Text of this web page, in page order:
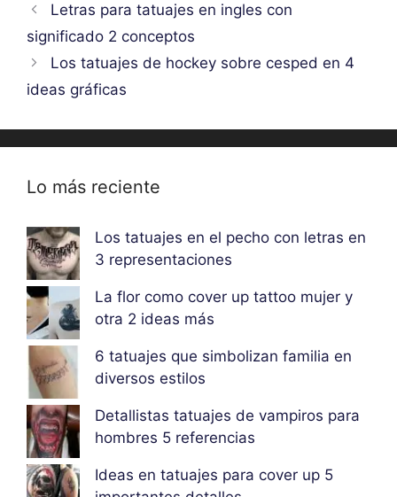
Letras para tatuajes en ingles con
significado 2 conceptos
Los tatuajes de hockey sobre cesped en 4
ideas gráficas
Lo más reciente
Los tatuajes en el pecho con letras en
3 representaciones
La flor como cover up tattoo mujer y
otra 2 ideas más
6 tatuajes que simbolizan familia en
diversos estilos
Detallistas tatuajes de vampiros para
hombres 5 referencias
Ideas en tatuajes para cover up 5